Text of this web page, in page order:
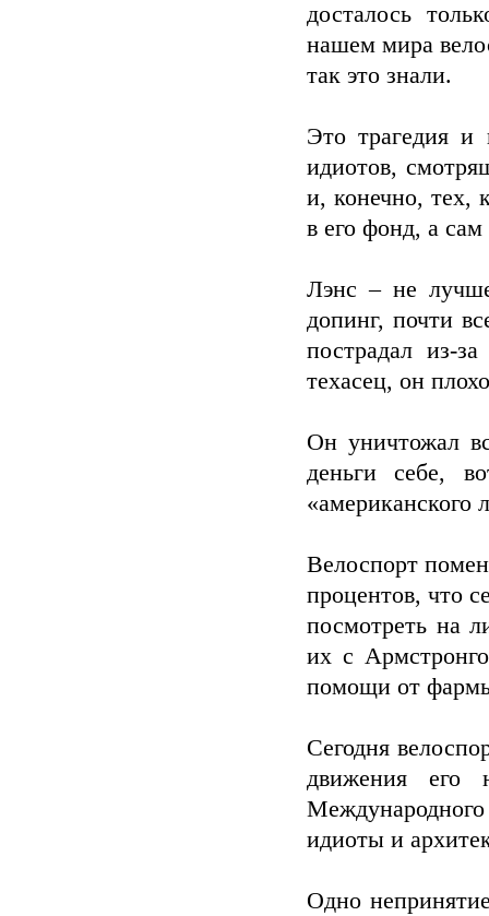
досталось
нашем мира
так это знали.
Это трагедия
идиотов,
и, конечно, тех,
в его фонд, а
Лэнс – не
допинг, почти
пострадал из-
техасец, он
Он уничтожал
деньги себе,
«американского
Велоспорт
процентов, что
посмотреть на
их с
помощи от
Сегодня
движения его
идиоты и
Одно